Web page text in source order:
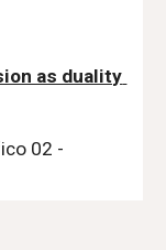
as duality
02 -